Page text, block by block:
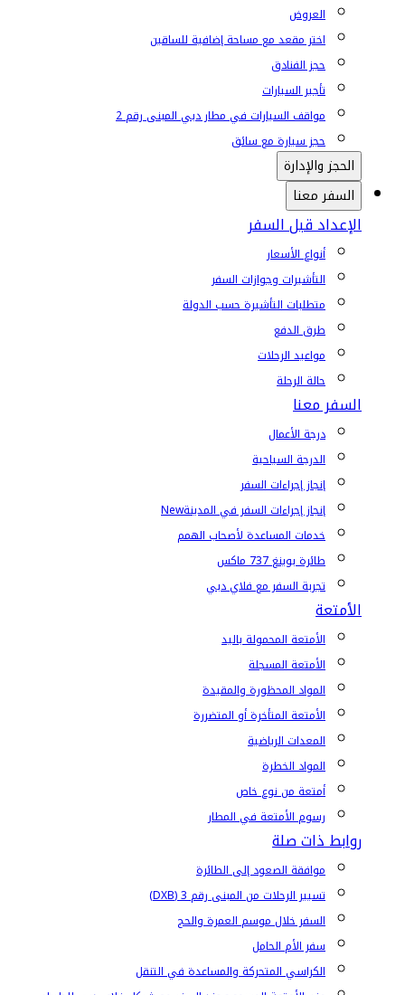
العروض
اختر مقعد مع مساحة إضافية للساقين
حجز الفنادق
تأجير السيارات
مواقف السيارات في مطار دبي المبنى رقم 2
حجز سيارة مع سائق
الحجز والإدارة
السفر معنا
الإعداد قبل السفر
أنواع الأسعار
التأشيرات وجوازات السفر
متطلبات التأشيرة حسب الدولة
طرق الدفع
مواعيد الرحلات
حالة الرحلة
السفر معنا
درجة الأعمال
الدرجة السياحية
إنجاز إجراءات السفر
إنجاز إجراءات السفر في المدينةNew
خدمات المساعدة لأصحاب الهمم
طائرة بوينغ 737 ماكس
تجربة السفر مع فلاي دبي
الأمتعة
الأمتعة المحمولة باليد
الأمتعة المسجلة
المواد المحظورة والمقيدة
الأمتعة المتأخرة أو المتضررة
المعدات الرياضية
المواد الخطرة
أمتعة من نوع خاص
رسوم الأمتعة في المطار
روابط ذات صلة
موافقة الصعود إلى الطائرة
تسيير الرحلات من المبنى رقم 3 (DXB)
السفر خلال موسم العمرة والحج
سفر الأم الحامل
الكراسي المتحركة والمساعدة في التنقل